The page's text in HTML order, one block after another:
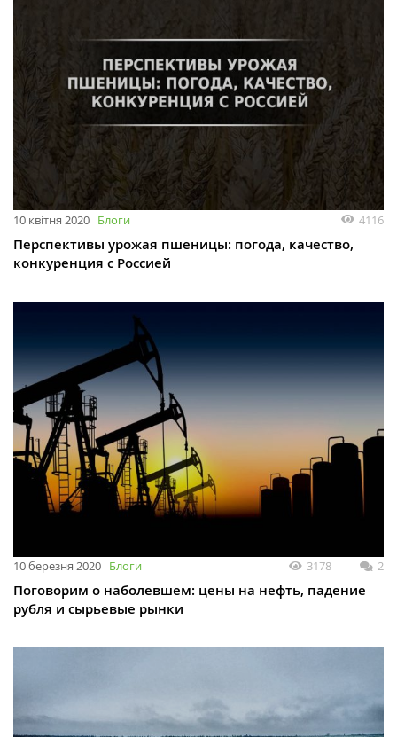
10 квітня 2020 Блоги 4116
Перспективы урожая пшеницы: погода, качество,
конкуренция с Россией
10 березня 2020 Блоги 3178 2
Поговорим о наболевшем: цены на нефть, падение
рубля и сырьевые рынки